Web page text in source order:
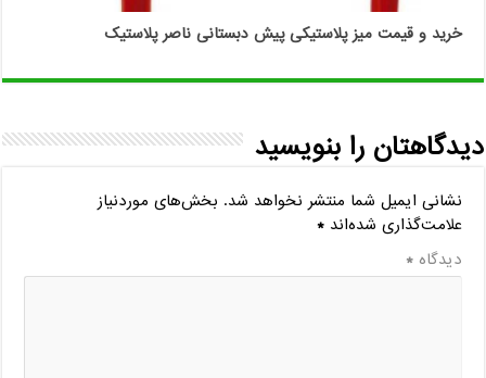
خرید و قیمت میز پلاستیکی پیش دبستانی ناصر پلاستیک
دیدگاهتان را بنویسید
نشانی ایمیل شما منتشر نخواهد شد. بخش‌های موردنیاز
علامت‌گذاری شده‌اند*
دیدگاه*